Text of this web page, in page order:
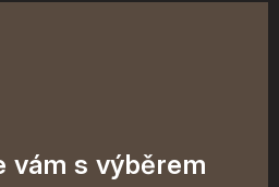
vám s výběrem